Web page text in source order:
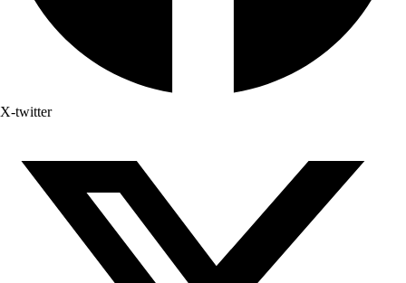
X-twitter